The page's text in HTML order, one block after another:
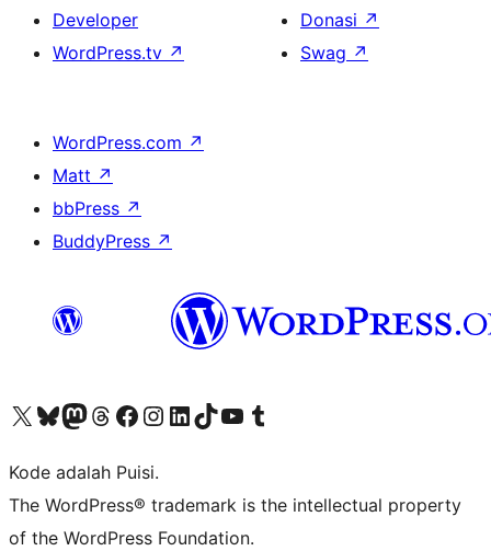
Developer
WordPress.tv ↗
Donasi ↗
Swag ↗
WordPress.com ↗
Matt ↗
bbPress ↗
BuddyPress ↗
Kunjungi akun X (sebelumnya Twitter) kamiVisit our Bluesky account
Kunjungi akun Mastodon kami
Visit our Threads account
Kunjungi halaman Facebook kamiKunjungi akun Instagram kamiKunjungi akun LinkedIn kami
Visit our TikTok account
Kunjungi channel YouTube kamiVisit our Tumblr account
Kode adalah Puisi.
The WordPress® trademark is the intellectual property
of the WordPress Foundation.